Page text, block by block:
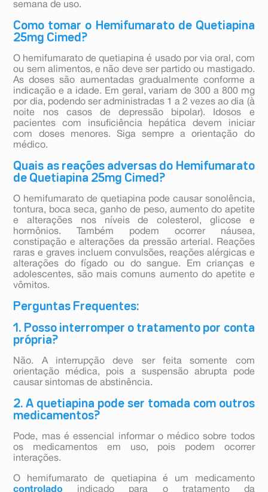
semana de uso.
Como tomar o Hemifumarato de Quetiapina
25mg Cimed?
O hemifumarato de quetiapina é usado por via oral, com
ou sem alimentos, e não deve ser partido ou mastigado.
As doses são aumentadas gradualmente conforme a
indicação e a idade. Em geral, variam de 300 a 800 mg
por dia, podendo ser administradas 1 a 2 vezes ao dia (à
noite nos casos de depressão bipolar). Idosos e
pacientes com insuficiência hepática devem iniciar
com doses menores. Siga sempre a orientação do
médico.
Quais as reações adversas do Hemifumarato
de Quetiapina 25mg Cimed?
O hemifumarato de quetiapina pode causar sonolência,
tontura, boca seca, ganho de peso, aumento do apetite
e alterações nos níveis de colesterol, glicose e
hormônios. Também podem ocorrer náusea,
constipação e alterações da pressão arterial. Reações
raras e graves incluem convulsões, reações alérgicas e
alterações do fígado ou do sangue. Em crianças e
adolescentes, são mais comuns aumento do apetite e
vômitos.
Perguntas Frequentes:
1. Posso interromper o tratamento por conta
própria?
Não. A interrupção deve ser feita somente com
orientação médica, pois a suspensão abrupta pode
causar sintomas de abstinência.
2. A quetiapina pode ser tomada com outros
medicamentos?
Pode, mas é essencial informar o médico sobre todos
os medicamentos em uso, pois podem ocorrer
interações.
O hemifumarato de quetiapina é um medicamento
controlado indicado para o tratamento da